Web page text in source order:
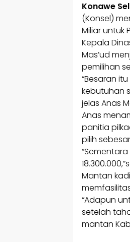
Konawe
(Konsel)
Miliar untuk
Kepala
Mas’ud
pemilihan
“Besaran
kebutuhan
jelas Anas
Anas
panitia
pilih
Mantan
“Adapun
setelah
mantan